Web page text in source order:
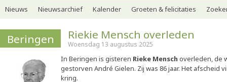
Nieuws Nieuwsarchief Kalender Groeten & felicitaties
Beringen Riekie Mensch overleden
Woensdag 13 augustus 2025
In Beringen is gisteren Rieke Mensch overleden, de
gestorven André Gielen. Zij was 86 jaar. Het afscheid
kring.